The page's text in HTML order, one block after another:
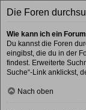
Die Foren
Wie kann ich ein
Du kannst die Foren
eingibst, die du in der
findest. Erweiterte
Suche“-Link anklickst,
Nach oben